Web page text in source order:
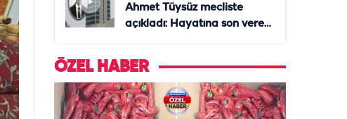
Ahmet Tüysüz mecliste
açıkladı: Hayatına son veren
ÖZEL HABER